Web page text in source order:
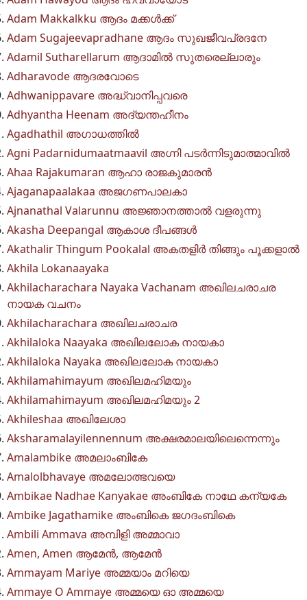
Adam Makkalkku ആദം മക്കൾക്ക്
Adam Sugajeevapradhane ആദം സുഖജീവപ്രദനേ
Adamil Sutharellarum ആദാമിൽ സുതരെല്ലാരും
Adharavode ആദരവോടെ
Adhwanippavare അദ്ധ്വാനിപ്പവരെ
Adhyantha Heenam അദ്യന്തഹീനം
Agadhathil അഗാധത്തിൽ
Agni Padarnidumaatmaavil അഗ്നി പടർന്നിടുമാത്മാവിൽ
Ahaa Rajakumaran ആഹാ രാജകുമാരൻ
Ajaganapaalakaa അജഗണപാലകാ
Ajnanathal Valarunnu അജ്ഞാനത്താൽ വളരുന്നു
Akasha Deepangal ആകാശ ദീപങ്ങൾ
Akathalir Thingum Pookalal അകതളിർ തിങ്ങും പൂക്കളാൽ
Akhila Lokanaayaka
Akhilacharachara Nayaka Vachanam അഖിലചരാചര
നായക വചനം
Akhilacharachara അഖിലചരാചര
Akhilaloka Naayaka അഖിലലോക നായകാ
Akhilaloka Nayaka അഖിലലോക നായകാ
Akhilamahimayum അഖിലമഹിമയും
Akhilamahimayum അഖിലമഹിമയും 2
Akhileshaa അഖിലേശാ
Aksharamalayilennennum അക്ഷരമാലയിലെന്നെന്നും
Amalambike അമലാംബികേ
Amalolbhavaye അമലോത്ഭവയെ
Ambikae Nadhae Kanyakae അംബികേ നാഥേ കന്യകേ
Ambike Jagathamike അംബികെ ജഗദംബികെ
Ambili Ammava അമ്പിളി അമ്മാവാ
Amen, Amen ആമേൻ, ആമേൻ
Ammayam Mariye അമ്മയാം മറിയെ
Ammaye O Ammaye അമ്മയെ ഓ അമ്മയെ